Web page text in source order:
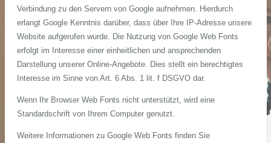
Verbindung zu den Servern von Google aufnehmen. Hierdurch
erlangt Google Kenntnis darüber, dass über Ihre IP-Adresse unsere
Website aufgerufen wurde. Die Nutzung von Google Web Fonts
erfolgt im Interesse einer einheitlichen und ansprechenden
Darstellung unserer Online-Angebote. Dies stellt ein berechtigtes
Interesse im Sinne von Art. 6 Abs. 1 lit. f DSGVO dar.
Wenn Ihr Browser Web Fonts nicht unterstützt, wird eine
Standardschrift von Ihrem Computer genutzt.
Weitere Informationen zu Google Web Fonts finden Sie